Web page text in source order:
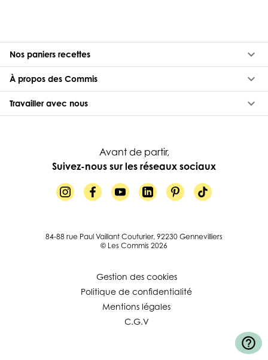
Nos paniers recettes keyboard_arrow_down
À propos des Commis keyboard_arrow_down
Travailler avec nous keyboard_arrow_down
Avant de partir,
Suivez-nous sur les réseaux sociaux
84-88 rue Paul Vaillant Couturier, 92230 Gennevilliers
© Les Commis 2026
Gestion des cookies
Politique de confidentialité
Mentions légales
C.G.V
help_outline